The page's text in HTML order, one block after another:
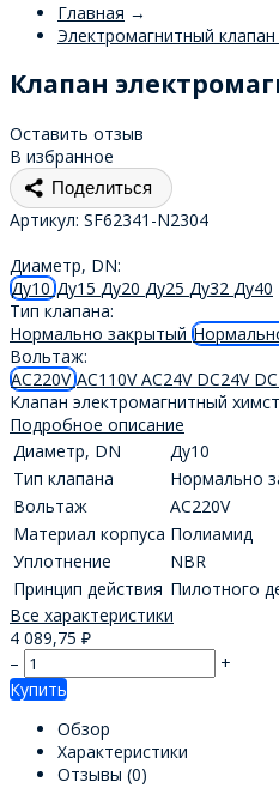
Главная →
Электромагнитный
Клапан
Оставить отзыв
В избранное
Поделиться
Артикул: SF62341-N2304
Диаметр, DN:
Ду10Ду15 Ду20 Ду25 Ду32 Ду40
Тип клапана:
Нормально закрытый
Вольтаж:
AC220VAC110VAC24V DC24V
Клапан электромагнитный
Подробное описание
Диаметр, DN
Ду10
Тип клапана
Нормально
Вольтаж
AC220V
Материал корпуса Полиамид
Уплотнение
NBR
Принцип действия Пилотного
Все характеристики
4 089,75 ₽
–
+
Купить
Обзор
Характеристики
Отзывы (0)